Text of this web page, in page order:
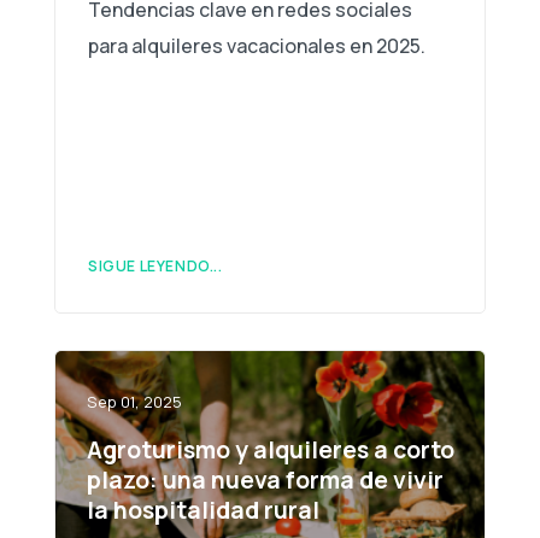
Tendencias clave en redes sociales
para alquileres vacacionales en 2025.
SIGUE LEYENDO...
Sep 01, 2025
Agroturismo y alquileres a corto
plazo: una nueva forma de vivir
la hospitalidad rural